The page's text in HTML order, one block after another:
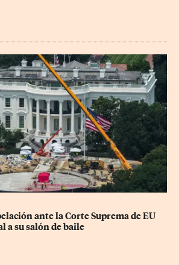
ante la Corte Suprema de EU
a su salón de baile